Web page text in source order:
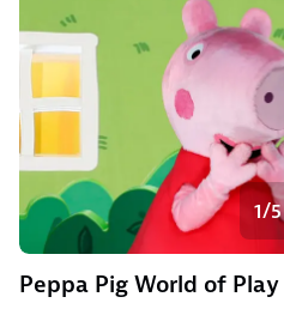
Peppa Pig World of Play
1/5